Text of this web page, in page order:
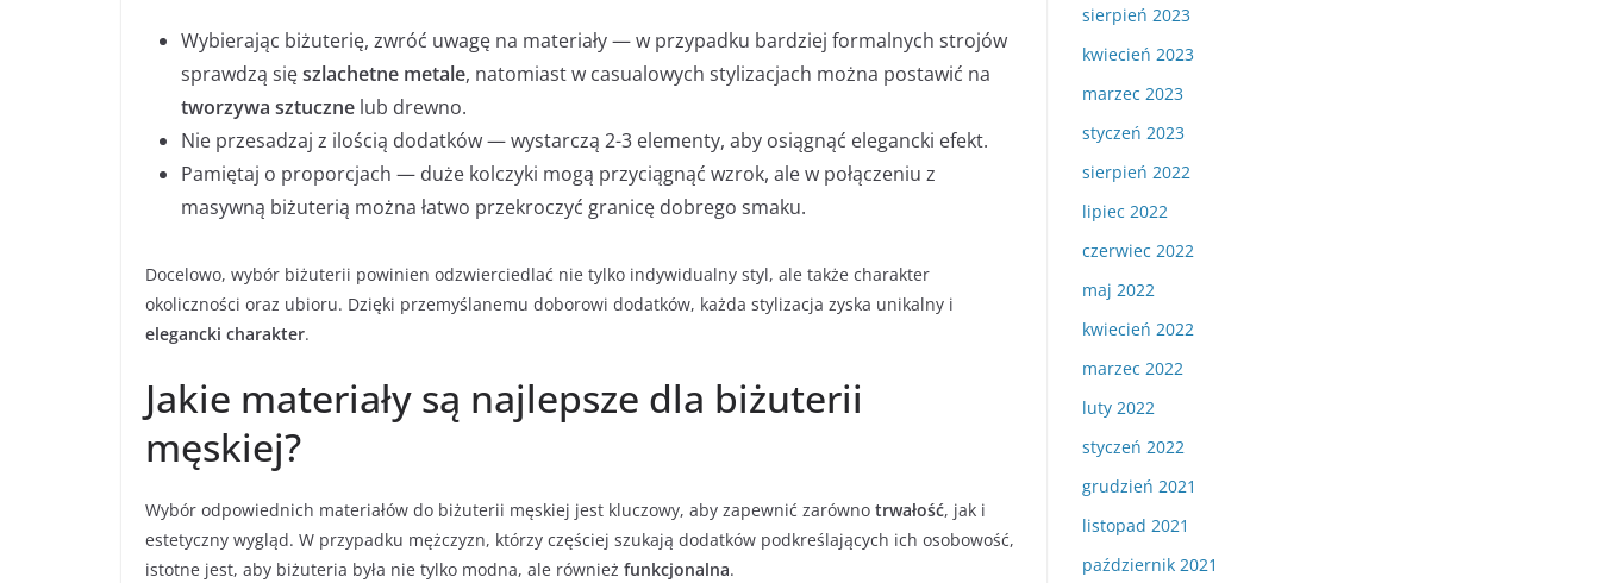
Wybierając biżuterię, zwróć uwagę na materiały — w przypadku bardziej formalnych strojów
sprawdzą sięszlachetne metale, natomiast w casualowych stylizacjach można postawić na
tworzywa sztuczne lub drewno.
Nie przesadzaj z ilością dodatków — wystarczą 2-3 elementy, aby osiągnąć elegancki efekt.
Pamiętaj o proporcjach — duże kolczyki mogą przyciągnąć wzrok, ale w połączeniu z
masywną biżuterią można łatwo przekroczyć granicę dobrego smaku.
Docelowo, wybór biżuterii powinien odzwierciedlać nie tylko indywidualny styl, ale także charakter
okoliczności oraz ubioru. Dzięki przemyślanemu doborowi dodatków, każda stylizacja zyska unikalny i
elegancki charakter.
Jakie materiały są najlepsze dla biżuterii
męskiej?
Wybór odpowiednich materiałów do biżuterii męskiej jest kluczowy, aby zapewnić zarówno trwałość, jak i
estetyczny wygląd. W przypadku mężczyzn, którzy częściej szukają dodatków podkreślających ich osobowość,
istotne jest, aby biżuteria była nie tylko modna, ale również funkcjonalna.
sierpień 2023
kwiecień 2023
marzec 2023
styczeń 2023
sierpień 2022
lipiec 2022
czerwiec 2022
maj 2022
kwiecień 2022
marzec 2022
luty 2022
styczeń 2022
grudzień 2021
listopad 2021
październik 2021